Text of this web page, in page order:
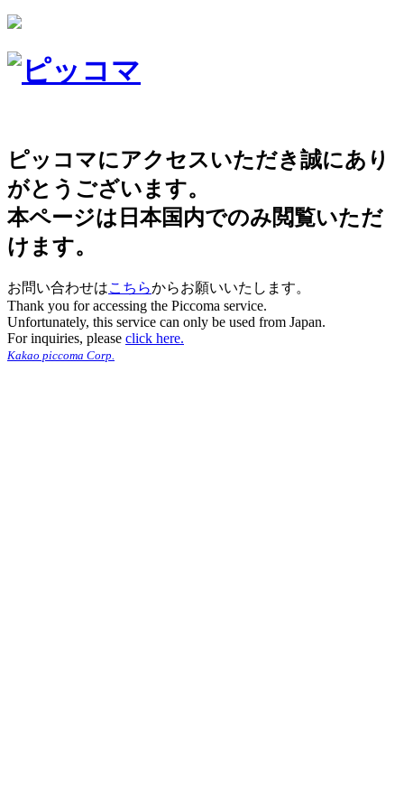
ピッコマにアクセスいただき誠にあり
がとうございます。
本ページは日本国内でのみ閲覧いただ
けます。
お問い合わせはこちらからお願いいたします。
Thank you for accessing the Piccoma service.
Unfortunately, this service can only be used from Japan.
For inquiries, please click here.
Kakao piccoma Corp.